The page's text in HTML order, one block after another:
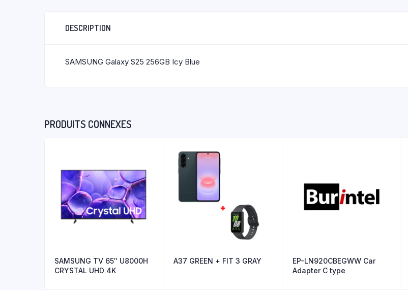
DESCRIPTION
SAMSUNG Galaxy S25 256GB Icy Blue
PRODUITS CONNEXES
SAMSUNG TV 65″ U8000H
CRYSTAL UHD 4K
A37 GREEN + FIT 3 GRAY
EP-LN920CBEGWW Car
Adapter C type